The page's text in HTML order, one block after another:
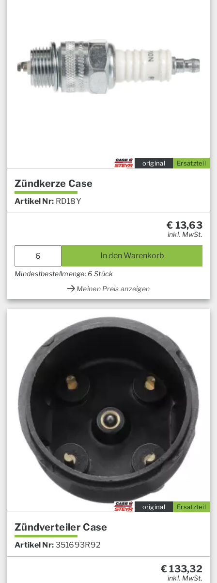
Ersatzteil
original
Zündkerze Case
Artikel Nr: RD18Y
€ 13,63
inkl. MwSt.
In den Warenkorb
Mindestbestellmenge: 6 Stück
Meinen Preis anzeigen
Ersatzteil
original
Zündverteiler Case
Artikel Nr: 351693R92
€133,32
inkl. MwSt.